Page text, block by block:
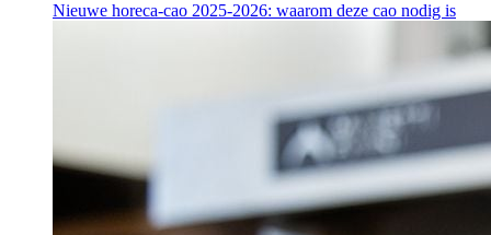
Nieuwe horeca-cao 2025-2026: waarom deze cao nodig is